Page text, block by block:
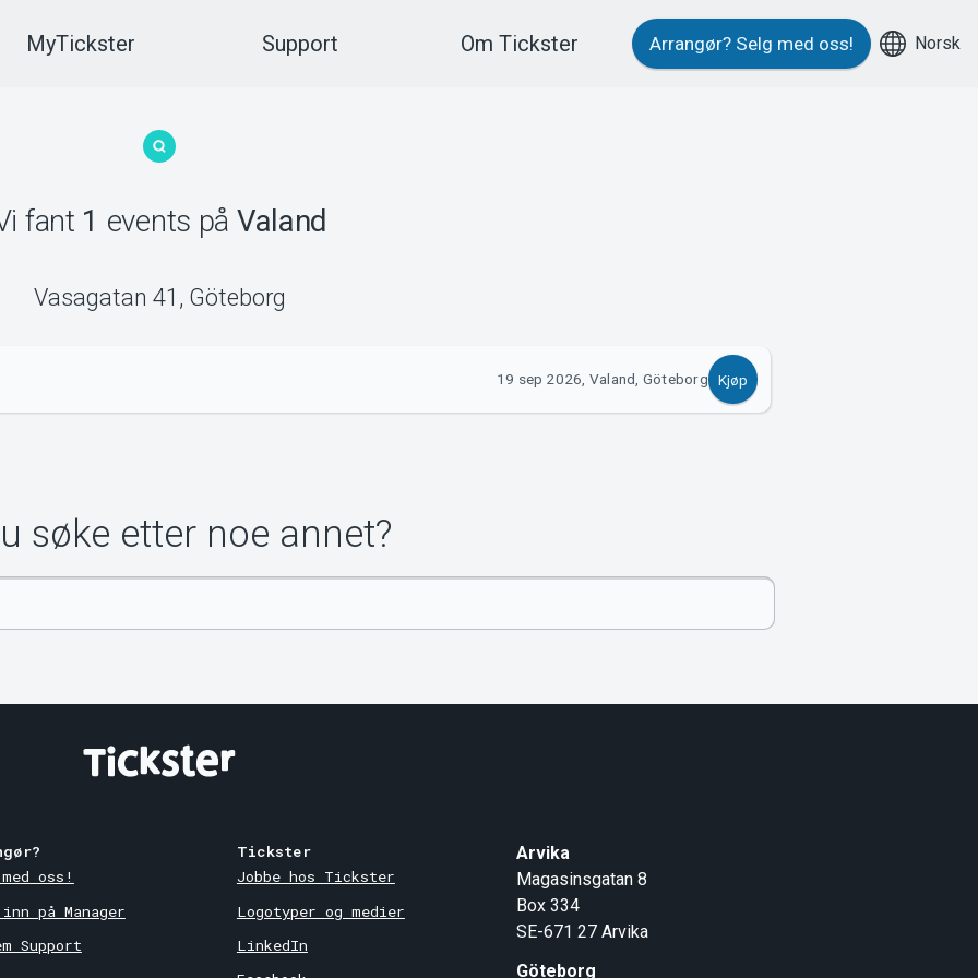
MyTickster Support Om Tickster Arrangør? Selg med oss! Norsk
fant 1 events på Valand
Vasagatan 41 , Göteborg
19 sep 2026, Valand, Göteborg Kjøp
søke etter noe annet?
oss!
på Manager
Support
Tickster
Jobbe hos Tickster
Logotyper og medier
LinkedIn
Arvika
Magasinsgatan 8
Box 334
SE-671 27 Arvika
Göteborg